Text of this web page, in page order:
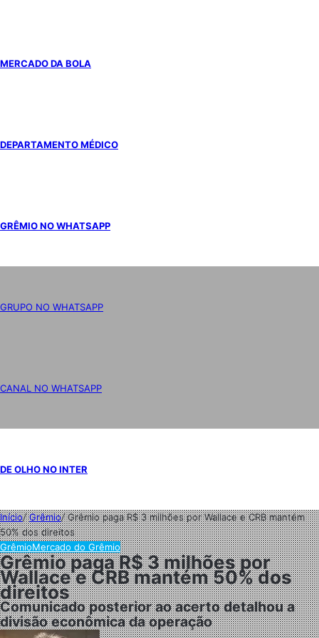
MERCADO DA BOLA
DEPARTAMENTO MÉDICO
GRÊMIO NO WHATSAPP
GRUPO NO WHATSAPP
CANAL NO WHATSAPP
DE OLHO NO INTER
Início/Grêmio/Grêmio paga R$ 3 milhões por Wallace e CRB mantém
50% dos direitos
GrêmioMercado do Grêmio
Grêmio paga R$ 3 milhões por
Wallace e CRB mantém 50% dos
direitos
Comunicado posterior ao acerto detalhou a
divisão econômica da operação